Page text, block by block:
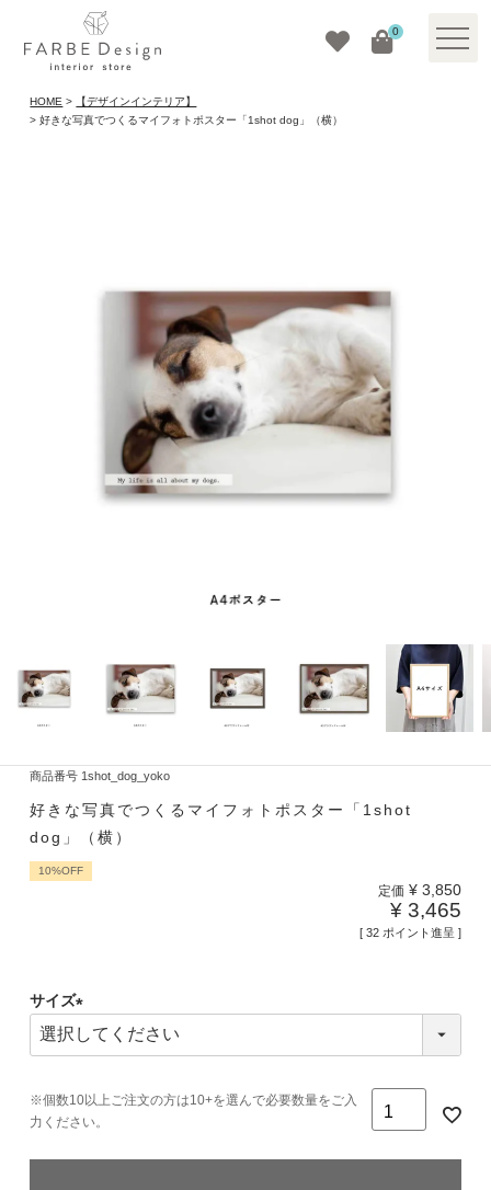
0
HOME
【デザインインテリア】
好きな写真でつくるマイフォトポスター「1shot dog」（横）
商品番号 1shot_dog_yoko
好きな写真でつくるマイフォトポスター「1shot
dog」（横）
10%OFF
定価 ¥ 3,850
¥ 3,465
[ 32 ポイント進呈 ]
サイズ
(必
須)